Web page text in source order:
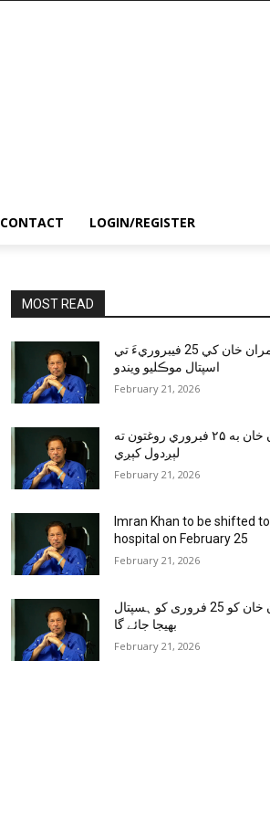
CONTACT LOGIN/REGISTER
MOST READ
عمران خان کي 25 فيبروريءَ تي
اسپتال موڪليو ويندو
February 21, 2026
عمران خان به ۲۵ فبروري روغتون ته
لېږدول کېږي
February 21, 2026
Imran Khan to be shifted to
hospital on February 25
February 21, 2026
عمران خان کو 25 فروری کو ہسپتال
بھیجا جائے گا
February 21, 2026